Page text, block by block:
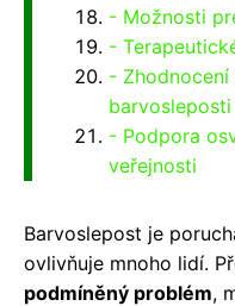
- Možnosti
-
-
barvosleposti
- Podpora
veřejnosti
Barvoslepost je
ovlivňuje mnoho lidí.
podmíněný problém,